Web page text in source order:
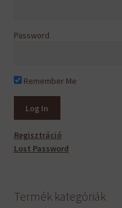
Password
Remember Me
Regisztráció
Lost Password
Termék kategóriák